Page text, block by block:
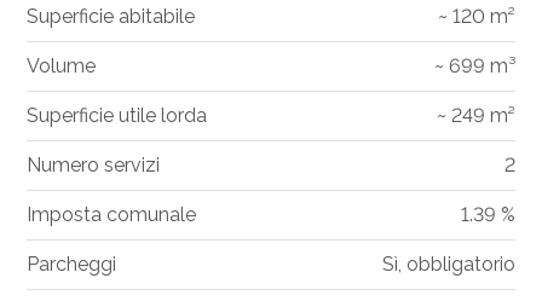
Superficie abitabile ~ 120 m²
Volume ~ 699 m³
Superficie utile lorda ~ 249 m²
Numero servizi 2
Imposta comunale 1.39 %
Parcheggi Sì, obbligatorio